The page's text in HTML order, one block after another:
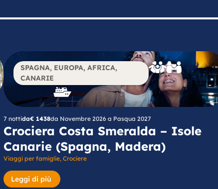
SPAGNA, EUROPA, AFRICA,
CANARIE
7 nottida€ 1438da Novembre 2026 a Pasqua 2027
Crociera Costa Smeralda – Isole
Canarie (Spagna, Madera)
Viaggi per famiglie, Crociere
Leggi di più